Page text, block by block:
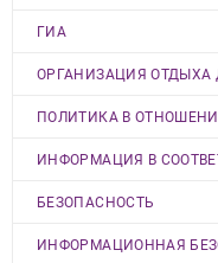
ГИА
ОРГАНИЗАЦИЯ ОТДЫХА
ПОЛИТИКА В
ИНФОРМАЦИЯ В
БЕЗОПАСНОСТЬ
ИНФОРМАЦИОННАЯ